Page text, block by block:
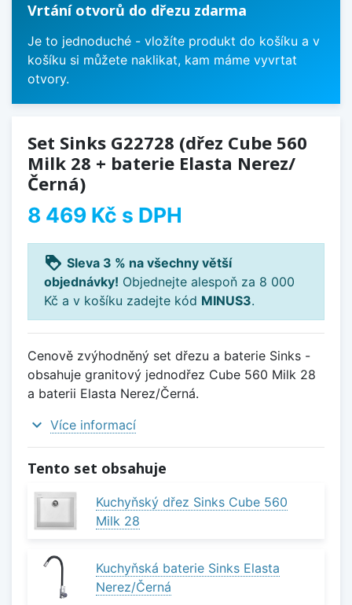
Vrtání otvorů do dřezu zdarma
Je to jednoduché - vložíte produkt do košíku a v
košíku si můžete naklikat, kam máme vyvrtat
otvory.
Set Sinks G22728 (dřez Cube 560
Milk 28 + baterie Elasta Nerez/
Černá)
8 469 Kč s DPH
loyalty Sleva 3 % na všechny větší
objednávky! Objednejte alespoň za 8 000
Kč a v košíku zadejte kód MINUS3.
Cenově zvýhodněný set dřezu a baterie Sinks -
obsahuje granitový jednodřez Cube 560 Milk 28
a baterii Elasta Nerez/Černá.
expand_more Více informací
Tento set obsahuje
Kuchyňský dřez Sinks Cube 560
Milk 28
Kuchyňská baterie Sinks Elasta
Nerez/Černá